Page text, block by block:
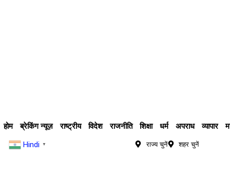
होम ब्रेकिंग न्यूज़ राष्ट्रीय विदेश राजनीति शिक्षा धर्म अपराध व्यापार
Hindi ▼ राज्य चुनें शहर चुनें